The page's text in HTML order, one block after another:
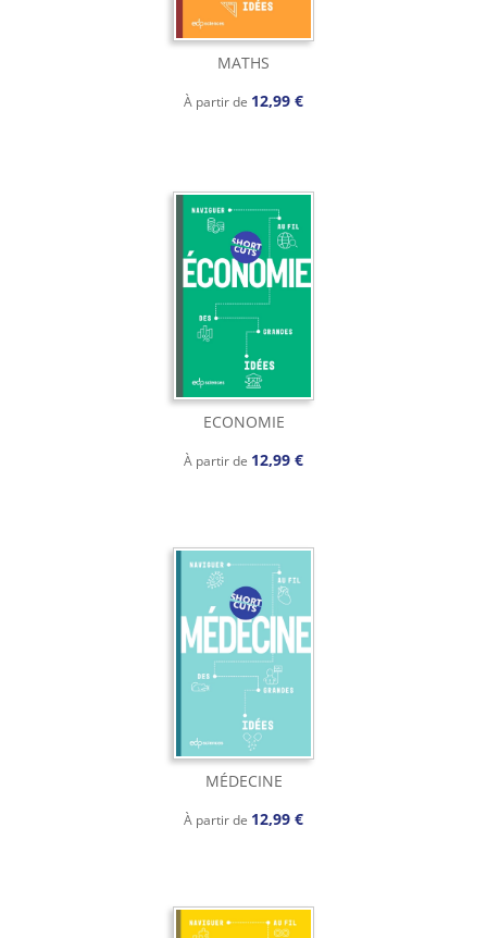
MATHS
À partir de 12,99 €
ECONOMIE
À partir de 12,99 €
MÉDECINE
À partir de 12,99 €